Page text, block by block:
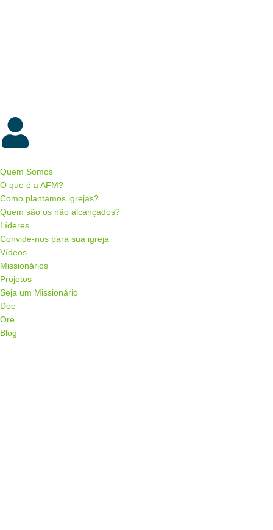
Quem Somos
O que é a AFM?
Como plantamos igrejas?
Quem são os não alcançados?
Líderes
Convide-nos para sua igreja
Vídeos
Missionários
Projetos
Seja um Missionário
Doe
Ore
Blog